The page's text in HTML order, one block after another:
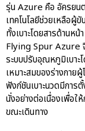
รุ่น Azure คือ อัครยน
เทคโนโลยีช่วยเหลือผู้
ทั้งเบาะโดยสารด้านห
Flying Spur Azure
ระบบปรับอุณหภูมิเบาะ
เหมาะสมของร่างกาย
ฟังก์ชันเบาะนวดมีการ
นั่งอย่างต่อเนื่องเพื่อใ
ขณะเดินทาง